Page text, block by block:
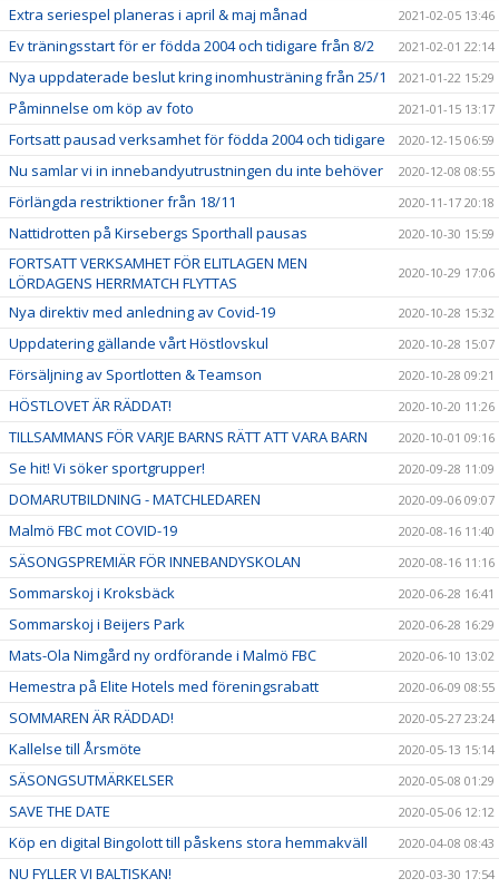
Extra seriespel planeras i april & maj månad 2021-02-05 13:46
Ev träningsstart för er födda 2004 och tidigare från 8/2 2021-02-01 22:14
Nya uppdaterade beslut kring inomhusträning från 25/1 2021-01-22 15:29
Påminnelse om köp av foto 2021-01-15 13:17
Fortsatt pausad verksamhet för födda 2004 och tidigare 2020-12-15 06:59
Nu samlar vi in innebandyutrustningen du inte behöver 2020-12-08 08:55
Förlängda restriktioner från 18/11 2020-11-17 20:18
Nattidrotten på Kirsebergs Sporthall pausas 2020-10-30 15:59
FORTSATT VERKSAMHET FÖR ELITLAGEN MEN
LÖRDAGENS HERRMATCH FLYTTAS
2020-10-29 17:06
Nya direktiv med anledning av Covid-19 2020-10-28 15:32
Uppdatering gällande vårt Höstlovskul 2020-10-28 15:07
Försäljning av Sportlotten & Teamson 2020-10-28 09:21
HÖSTLOVET ÄR RÄDDAT! 2020-10-20 11:26
TILLSAMMANS FÖR VARJE BARNS RÄTT ATT VARA BARN 2020-10-01 09:16
Se hit! Vi söker sportgrupper! 2020-09-28 11:09
DOMARUTBILDNING - MATCHLEDAREN 2020-09-06 09:07
Malmö FBC mot COVID-19 2020-08-16 11:40
SÄSONGSPREMIÄR FÖR INNEBANDYSKOLAN 2020-08-16 11:16
Sommarskoj i Kroksbäck 2020-06-28 16:41
Sommarskoj i Beijers Park 2020-06-28 16:29
Mats-Ola Nimgård ny ordförande i Malmö FBC 2020-06-10 13:02
Hemestra på Elite Hotels med föreningsrabatt 2020-06-09 08:55
SOMMAREN ÄR RÄDDAD! 2020-05-27 23:24
Kallelse till Årsmöte 2020-05-13 15:14
SÄSONGSUTMÄRKELSER 2020-05-08 01:29
SAVE THE DATE 2020-05-06 12:12
Köp en digital Bingolott till påskens stora hemmakväll 2020-04-08 08:43
NU FYLLER VI BALTISKAN! 2020-03-30 17:54